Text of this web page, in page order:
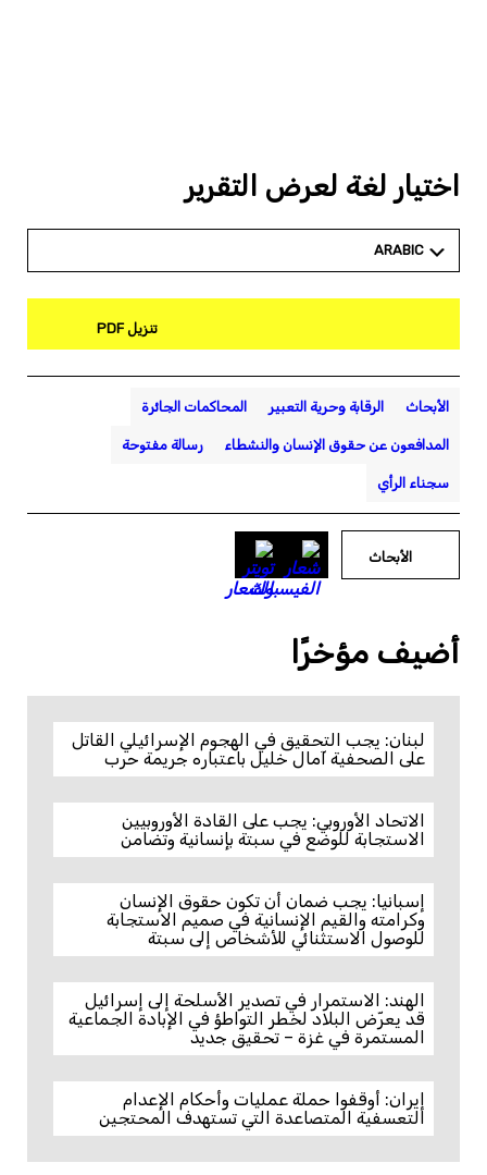
اختيار لغة لعرض التقرير
ARABIC
تنزيل PDF
الأبحاث الرقابة وحرية التعبير المحاكمات الجائرة
المدافعون عن حقوق الإنسان والنشطاء رسالة مفتوحة
سجناء الرأي
الأبحاث
أضيف مؤخرًا
لبنان: يجب التحقيق في الهجوم الإسرائيلي القاتل
على الصحفية آمال خليل باعتباره جريمة حرب
الاتحاد الأوروبي: يجب على القادة الأوروبيين
الاستجابة للوضع في سبتة بإنسانية وتضامن
إسبانيا: يجب ضمان أن تكون حقوق الإنسان
وكرامته والقيم الإنسانية في صميم الاستجابة
للوصول الاستثنائي للأشخاص إلى سبتة
الهند: الاستمرار في تصدير الأسلحة إلى إسرائيل
قد يعرّض البلاد لخطر التواطؤ في الإبادة الجماعية
المستمرة في غزة – تحقيق جديد
إيران: أوقفوا حملة عمليات وأحكام الإعدام
التعسفية المتصاعدة التي تستهدف المحتجين